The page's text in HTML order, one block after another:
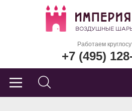
Работаем
+7 (495)